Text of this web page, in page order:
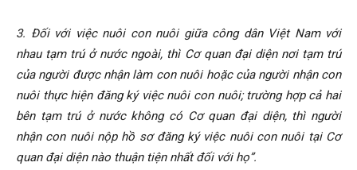
3. Đối với việc nuôi con nuôi giữa công dân Việt Nam với
nhau tạm trú ở nước ngoài, thì Cơ quan đại diện nơi tạm trú
của người được nhận làm con nuôi hoặc của người nhận con
nuôi thực hiện đăng ký việc nuôi con nuôi; trường hợp cả hai
bên tạm trú ở nước không có Cơ quan đại diện, thì người
nhận con nuôi nộp hồ sơ đăng ký việc nuôi con nuôi tại Cơ
quan đại diện nào thuận tiện nhất đối với họ”.